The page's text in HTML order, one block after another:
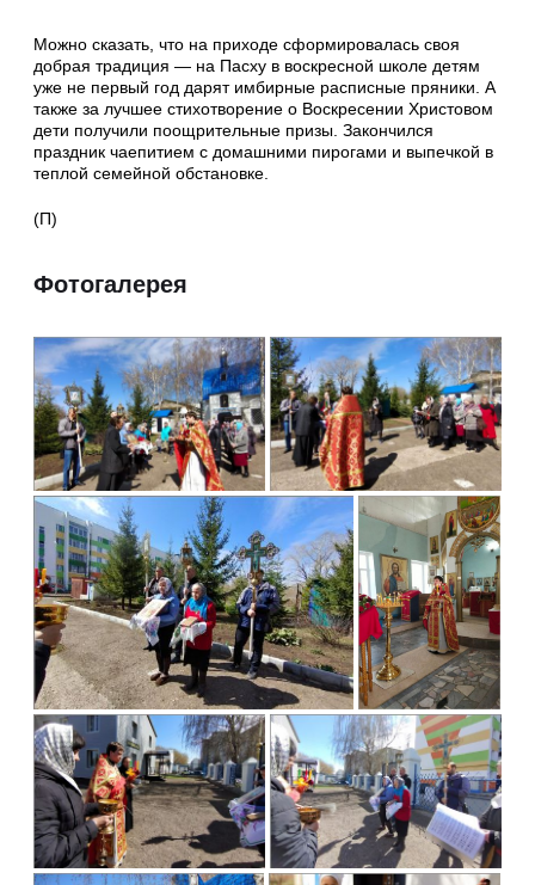
Можно сказать, что на приходе сформировалась своя
добрая традиция — на Пасху в воскресной школе детям
уже не первый год дарят имбирные расписные пряники. А
также за лучшее стихотворение о Воскресении Христовом
дети получили поощрительные призы. Закончился
праздник чаепитием с домашними пирогами и выпечкой в
теплой семейной обстановке.
(П)
Фотогалерея